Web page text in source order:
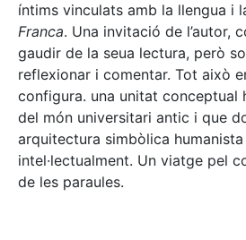
íntims vinculats amb la llengua i
Franca. Una invitació de l’autor,
gaudir de la seua lectura, però
reflexionar i comentar. Tot això
configura. una unitat conceptual
del món universitari antic i que
arquitectura simbòlica
intel·lectualment. Un viatge pel
de les paraules.